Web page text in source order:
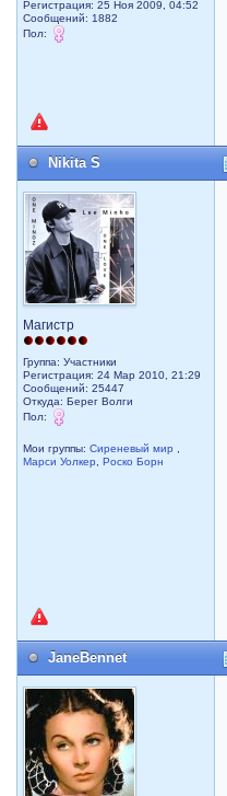
Регистрация: 25 Ноя 2009, 04:52
Сообщений: 1882
Пол:
Nikita S
Магистр
Группа: Участники
Регистрация: 24 Мар 2010, 21:29
Сообщений: 25447
Откуда: Берег Волги
Пол:
Мои группы:Сиреневый мир
Марси Уолкер
,Роско Борн
JaneBennet